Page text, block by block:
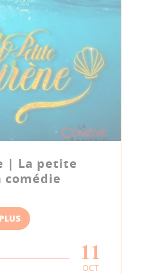
| La petite
comédie
11
OCT